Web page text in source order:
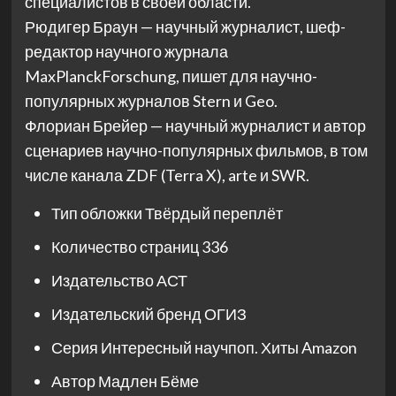
Рюдигер Браун — научный журналист, шеф-
редактор научного журнала
MaxPlanckForschung, пишет для научно-
популярных журналов Stern и Geo.
Флориан Брейер — научный журналист и автор
сценариев научно-популярных фильмов, в том
числе канала ZDF (Terra X), arte и SWR.
Тип обложкиТвёрдый переплёт
Количество страниц336
ИздательствоАСТ
Издательский бренд ОГИЗ
Серия Интересный научпоп. Хиты Amazon
АвторМадлен Бёме